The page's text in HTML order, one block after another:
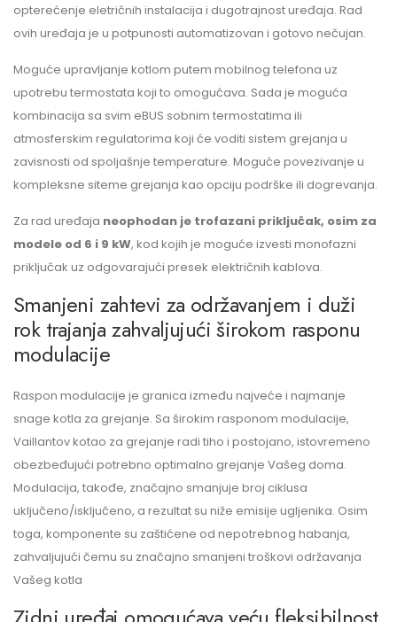
opterećenje eletričnih instalacija i dugotrajnost uređaja. Rad
ovih uređaja je u potpunosti automatizovan i gotovo nečujan.
Moguće upravljanje kotlom putem mobilnog telefona uz
upotrebu termostata koji to omogućava. Sada je moguća
kombinacija sa svim eBUS sobnim termostatima ili
atmosferskim regulatorima koji će voditi sistem grejanja u
zavisnosti od spoljašnje temperature. Moguće povezivanje u
kompleksne siteme grejanja kao opciju podrške ili dogrevanja.
Za rad uređaja neophodan je trofazani priključak, osim za
modele od 6 i 9 kW, kod kojih je moguće izvesti monofazni
priključak uz odgovarajući presek električnih kablova.
Smanjeni zahtevi za održavanjem i duži
rok trajanja zahvaljujući širokom rasponu
modulacije
Raspon modulacije je granica između najveće i najmanje
snage kotla za grejanje. Sa širokim rasponom modulacije,
Vaillantov kotao za grejanje radi tiho i postojano, istovremeno
obezbeđujući potrebno optimalno grejanje Vašeg doma.
Modulacija, takođe, značajno smanjuje broj ciklusa
uključeno/isključeno, a rezultat su niže emisije ugljenika. Osim
toga, komponente su zaštićene od nepotrebnog habanja,
zahvaljujući čemu su značajno smanjeni troškovi održavanja
Vašeg kotla